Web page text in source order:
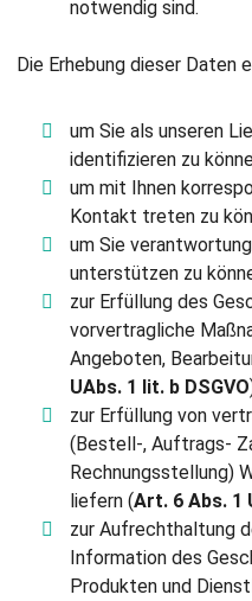
notwendig sind.
Die Erhebung dieser Daten
um Sie als unseren
identifizieren zu
um mit Ihnen
Kontakt treten zu
um Sie
unterstützen zu
zur Erfüllung des
vorvertragliche
Angeboten,
UAbs. 1 lit. b DSGVO
zur Erfüllung von
(Bestell-, Auftrags-
Rechnungsstellung)
liefern (Art. 6 Abs. 1
zur Aufrechthaltung
Information des
Produkten und